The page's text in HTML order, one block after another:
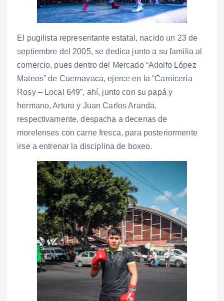
El pugilista representante estatal, nacido un 23 de
septiembre del 2005, se dedica junto a su familia al
comercio, pues dentro del Mercado “Adolfo López
Mateos” de Cuernavaca, ejerce en la “Carnicería
Rosy – Local 649”, ahí, junto con su papá y
hermano, Arturo y Juan Carlos Aranda,
respectivamente, despacha a decenas de
morelenses con carne fresca, para posteriormente
irse a entrenar la disciplina de boxeo.